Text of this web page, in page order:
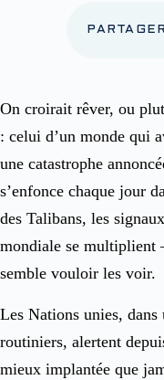
PARTAGER
On croirait rêver, ou
: celui d’un monde qui
une catastrophe
s’enfonce chaque jour
des Talibans, les
mondiale se multiplient
semble vouloir les voir.
Les Nations unies, dans
routiniers, alertent
mieux implantée que